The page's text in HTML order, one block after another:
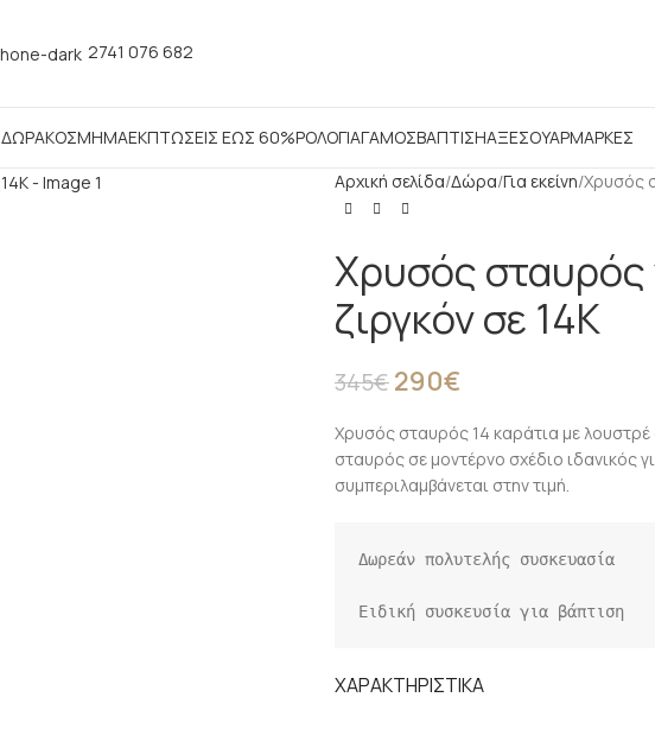
2741 076 682
ΔΩΡΑΚΟΣΜΗΜΑΕΚΠΤΩΣΕΙΣ ΕΩΣ 60%ΡΟΛΟΓΙΑΓΑΜΟΣΒΑΠΤΙΣΗΑΞΕΣΟΥΑΡΜΑΡΚΕΣ
Αρχική σελίδα Δώρα Για εκείνη Χρυσός
Χρυσός σταυρός
ζιργκόν σε 14Κ
345€290€
Χρυσός σταυρός 14 καράτια με λουστρέ
σταυρός σε μοντέρνο σχέδιο ιδανικός
συμπεριλαμβάνεται στην τιμή.
Δωρεάν πολυτελής συσκευασία
Ειδική συσκευσία για βάπτιση
ΧΑΡΑΚΤΗΡΙΣΤΙΚΑ